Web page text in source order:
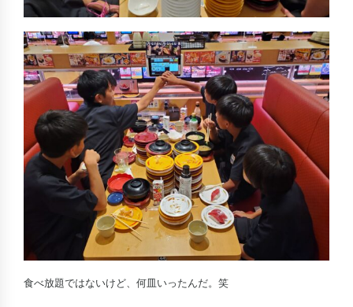
食べ放題ではないけど、何皿いったんだ。笑